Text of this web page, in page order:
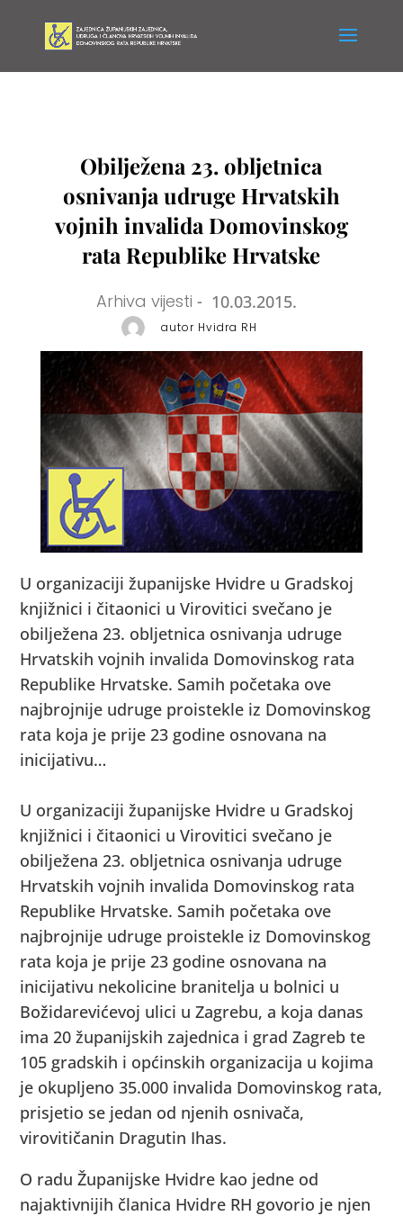
Obilježena 23. obljetnica
osnivanja udruge Hrvatskih
vojnih invalida Domovinskog
rata Republike Hrvatske
Arhiva vijesti - 10.03.2015.
autor Hvidra RH
U organizaciji županijske Hvidre u Gradskoj
knjižnici i čitaonici u Virovitici svečano je
obilježena 23. obljetnica osnivanja udruge
Hrvatskih vojnih invalida Domovinskog rata
Republike Hrvatske. Samih početaka ove
najbrojnije udruge proistekle iz Domovinskog
rata koja je prije 23 godine osnovana na
inicijativu…
U organizaciji županijske Hvidre u Gradskoj
knjižnici i čitaonici u Virovitici svečano je
obilježena 23. obljetnica osnivanja udruge
Hrvatskih vojnih invalida Domovinskog rata
Republike Hrvatske. Samih početaka ove
najbrojnije udruge proistekle iz Domovinskog
rata koja je prije 23 godine osnovana na
inicijativu nekolicine branitelja u bolnici u
Božidarevićevoj ulici u Zagrebu, a koja danas
ima 20 županijskih zajednica i grad Zagreb te
105 gradskih i općinskih organizacija u kojima
je okupljeno 35.000 invalida Domovinskog rata,
prisjetio se jedan od njenih osnivača,
virovitičanin Dragutin Ihas.
O radu Županijske Hvidre kao jedne od
najaktivnijih članica Hvidre RH govorio je njen